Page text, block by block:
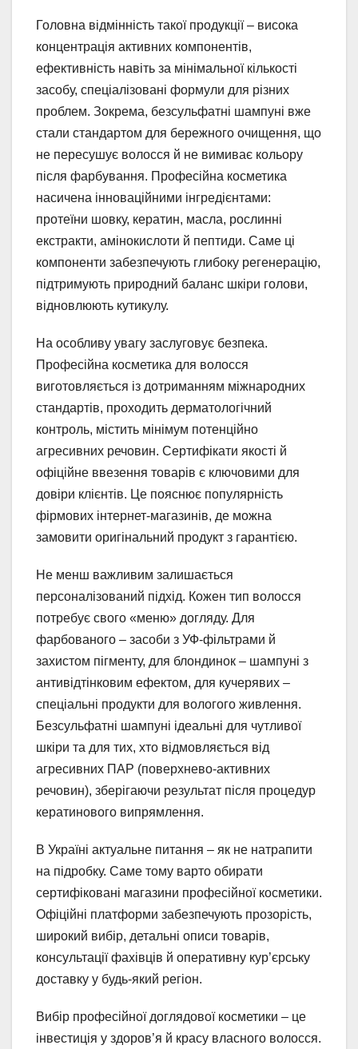
Головна відмінність такої продукції – висока
концентрація активних компонентів,
ефективність навіть за мінімальної кількості
засобу, спеціалізовані формули для різних
проблем. Зокрема, безсульфатні шампуні вже
стали стандартом для бережного очищення, що
не пересушує волосся й не вимиває кольору
після фарбування. Професійна косметика
насичена інноваційними інгредієнтами:
протеїни шовку, кератин, масла, рослинні
екстракти, амінокислоти й пептиди. Саме ці
компоненти забезпечують глибоку регенерацію,
підтримують природний баланс шкіри голови,
відновлюють кутикулу.
На особливу увагу заслуговує безпека.
Професійна косметика для волосся
виготовляється із дотриманням міжнародних
стандартів, проходить дерматологічний
контроль, містить мінімум потенційно
агресивних речовин. Сертифікати якості й
офіційне ввезення товарів є ключовими для
довіри клієнтів. Це пояснює популярність
фірмових інтернет-магазинів, де можна
замовити оригінальний продукт з гарантією.
Не менш важливим залишається
персоналізований підхід. Кожен тип волосся
потребує свого «меню» догляду. Для
фарбованого – засоби з УФ-фільтрами й
захистом пігменту, для блондинок – шампуні з
антивідтінковим ефектом, для кучерявих –
спеціальні продукти для вологого живлення.
Безсульфатні шампуні ідеальні для чутливої
шкіри та для тих, хто відмовляється від
агресивних ПАР (поверхнево-активних
речовин), зберігаючи результат після процедур
кератинового випрямлення.
В Україні актуальне питання – як не натрапити
на підробку. Саме тому варто обирати
сертифіковані магазини професійної косметики.
Офіційні платформи забезпечують прозорість,
широкий вибір, детальні описи товарів,
консультації фахівців й оперативну кур’єрську
доставку у будь-який регіон.
Вибір професійної доглядової косметики – це
інвестиція у здоров’я й красу власного волосся.